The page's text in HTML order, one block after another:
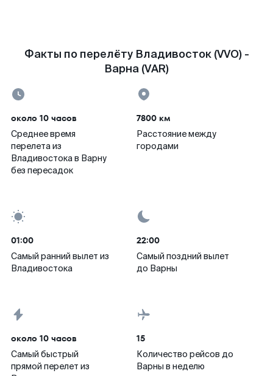
Факты по перелёту Владивосток (VVO) -
Варна (VAR)
около 10 часов
Среднее время
перелета из
Владивостока в Варну
без пересадок
7800 км
Расстояние между
городами
01:00
Самый ранний вылет из
Владивостока
22:00
Самый поздний вылет
до Варны
около 10 часов
Самый быстрый
прямой перелет из
15
Количество рейсов до
Варны в неделю